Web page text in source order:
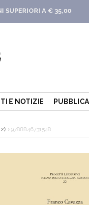
SUPERIORI A € 35,00
E NOTIZIE
9788846731548